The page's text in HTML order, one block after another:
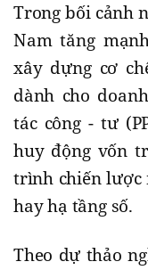
Trong bối cảnh
Nam tăng
xây dựng cơ
dành cho
tác công - tư
huy động vốn
trình chiến lược
hay hạ tầng số.
Theo dự thảo